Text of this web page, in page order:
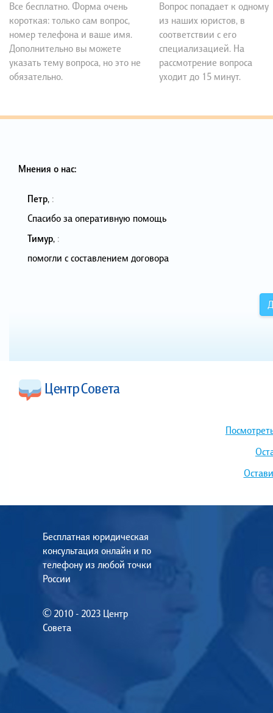
Все бесплатно. Форма очень
короткая: только сам вопрос,
номер телефона и ваше имя.
Дополнительно вы можете
указать тему вопроса, но это не
обязательно.
Вопрос попадает к одному
из наших юристов, в
соответствии с его
специализацией. На
рассмотрение вопроса
уходит до 15 минут.
Мнения о нас:
Петр, :
Спасибо за оперативную помощь
Тимур, :
помогли с составлением договора
Бесплатная юридическая
консультация онлайн и по
телефону из любой точки
России
© 2010 - 2023 Центр
Совета